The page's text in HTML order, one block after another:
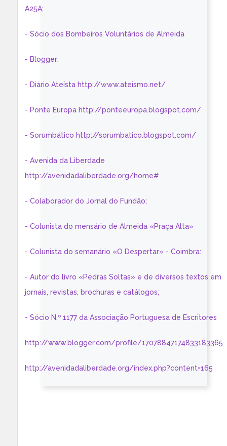
A25A;
- Sócio dos Bombeiros Voluntários de Almeida
- Blogger:
- Diário Ateísta http://www.ateismo.net/
- Ponte Europa http://ponteeuropa.blogspot.com/
- Sorumbático http://sorumbatico.blogspot.com/
- Avenida da Liberdade
http://avenidadaliberdade.org/home#
- Colaborador do Jornal do Fundão;
- Colunista do mensário de Almeida «Praça Alta»
- Colunista do semanário «O Despertar» - Coimbra:
- Autor do livro «Pedras Soltas» e de diversos textos em
jornais, revistas, brochuras e catálogos;
- Sócio N.º 1177 da Associação Portuguesa de Escritores
http://www.blogger.com/profile/17078847174833183365
http://avenidadaliberdade.org/index.php?content=165